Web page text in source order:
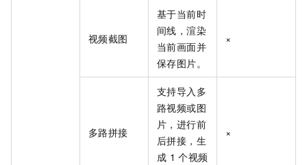
视频截图
基于当前时
间线，渲染
当前画面并
保存图片。
×
多路拼接
支持导入多
路视频或图
片，进行前
后拼接，生
成 1 个视频
×